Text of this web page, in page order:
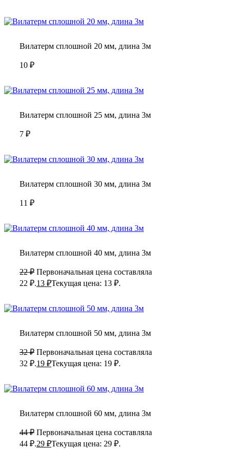
Вилатерм сплошной 20 мм, длина 3м
10 ₽
Вилатерм сплошной 25 мм, длина 3м
7 ₽
Вилатерм сплошной 30 мм, длина 3м
11 ₽
Вилатерм сплошной 40 мм, длина 3м
22₽ Первоначальная цена составляла
22 ₽.13 ₽Текущая цена: 13 ₽.
Вилатерм сплошной 50 мм, длина 3м
32₽ Первоначальная цена составляла
32 ₽.19 ₽Текущая цена: 19 ₽.
Вилатерм сплошной 60 мм, длина 3м
44₽ Первоначальная цена составляла
44 ₽.29 ₽Текущая цена: 29 ₽.